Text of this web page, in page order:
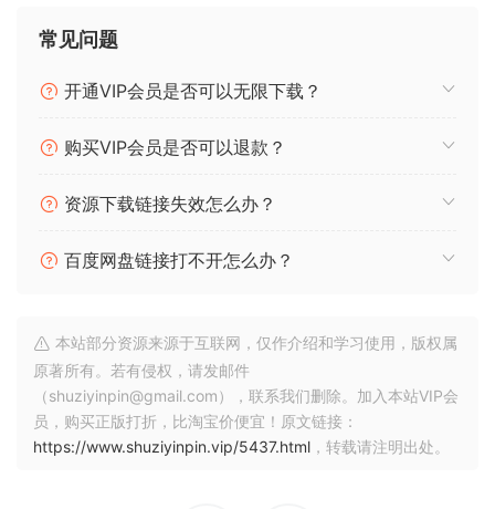
unlimited combination of cinematic percussive grooves
and textures. Oscillators include patterns using organic,
industrial and synthetic drums and percussions.
A rich sets of oscillators patterns using organic, industrial
84 inspiring snapshots as starting points
Filter, Hi Pass Filter, Stereo width, Reverb, Degrader, Amp
envelope, Drive, Flanger, Rhythmizer)
The product is delivered as digital download.
P2P
常见问题
开通VIP会员是否可以无限下载？
购买VIP会员是否可以退款？
资源下载链接失效怎么办？
百度网盘链接打不开怎么办？
本站部分资源来源于互联网，仅作介绍和学习使用，版权属
原著所有。若有侵权，请发邮件
（shuziyinpin@gmail.com），联系我们删除。加入本站VIP会
员，购买正版打折，比淘宝价便宜！原文链接：
https://www.shuziyinpin.vip/5437.html ，转载请注明出处。